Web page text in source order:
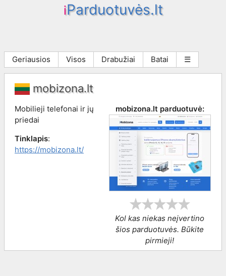
iParduotuvės.lt
Geriausios Visos Drabužiai Batai ☰
mobizona.lt
mobizona.lt parduotuvė:
Kol kas niekas neįvertino
šios parduotuvės. Būkite
pirmieji!
Mobilieji telefonai ir jų
priedai
Tinklapis:
https://mobizona.lt/